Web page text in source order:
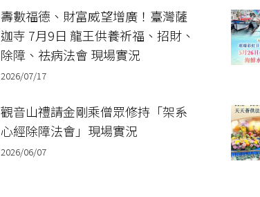
壽數福德、財富威望增廣！臺灣薩
迦寺 7月9日 龍王供養祈福、招財、
除障、祛病法會 現場實況
2026/07/17
觀音山禮請金剛乘僧眾修持「架系
心經除障法會」現場實況
2026/06/07